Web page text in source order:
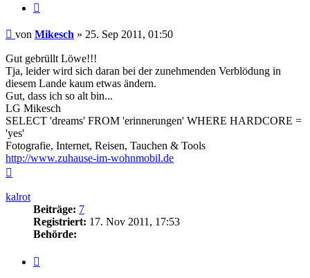
Beitrag
von Mikesch » 25. Sep 2011, 01:50
Gut gebrüllt Löwe!!!
Tja, leider wird sich daran bei der zunehmenden Verblödung in
diesem Lande kaum etwas ändern.
Gut, dass ich so alt bin...
LG Mikesch
SELECT 'dreams' FROM 'erinnerungen' WHERE HARDCORE =
'yes'
Fotografie, Internet, Reisen, Tauchen & Tools
http://www.zuhause-im-wohnmobil.de
kalrot
Beiträge: 7
Registriert: 17. Nov 2011, 17:53
Behörde: